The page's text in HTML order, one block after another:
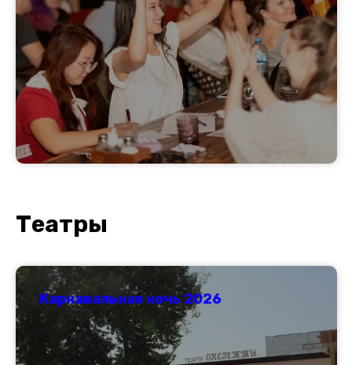
Театры
Карнавальная ночь 2026